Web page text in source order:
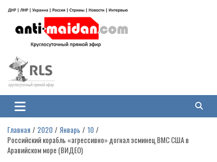
содержимому
Антимайдан: Гражданская война
на Украине
гражданской войне на Украине, включая события в Новороссии, ДНР,
ЛНР и других регионах.
Главная 2020 Январь
10
Российский корабль «агрессивно» догнал эсминец ВМС США в
Аравийском море (ВИДЕО)